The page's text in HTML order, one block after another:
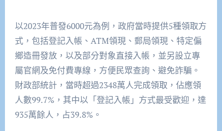
以2023年普發6000元為例，政府當時提供5種領取方
式，包括登記入帳、ATM領現、郵局領現、特定偏
鄉造冊發放，以及部分對象直接入帳，並另設立專
屬官網及免付費專線，方便民眾查詢、避免詐騙。
財政部統計，當時超過2348萬人完成領取，佔應領
人數99.7%，其中以「登記入帳」方式最受歡迎，達
935萬餘人，占39.8%。